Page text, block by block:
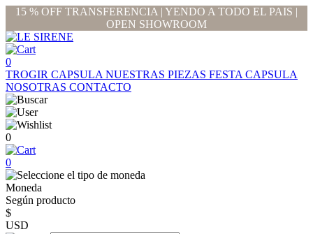
15 % OFF TRANSFERENCIA | YENDO A TODO EL PAIS |
OPEN SHOWROOM
0
TROGIR CAPSULA NUESTRAS PIEZAS FESTA CAPSULA
NOSOTRAS CONTACTO
0
0
Moneda
Según producto
$
USD